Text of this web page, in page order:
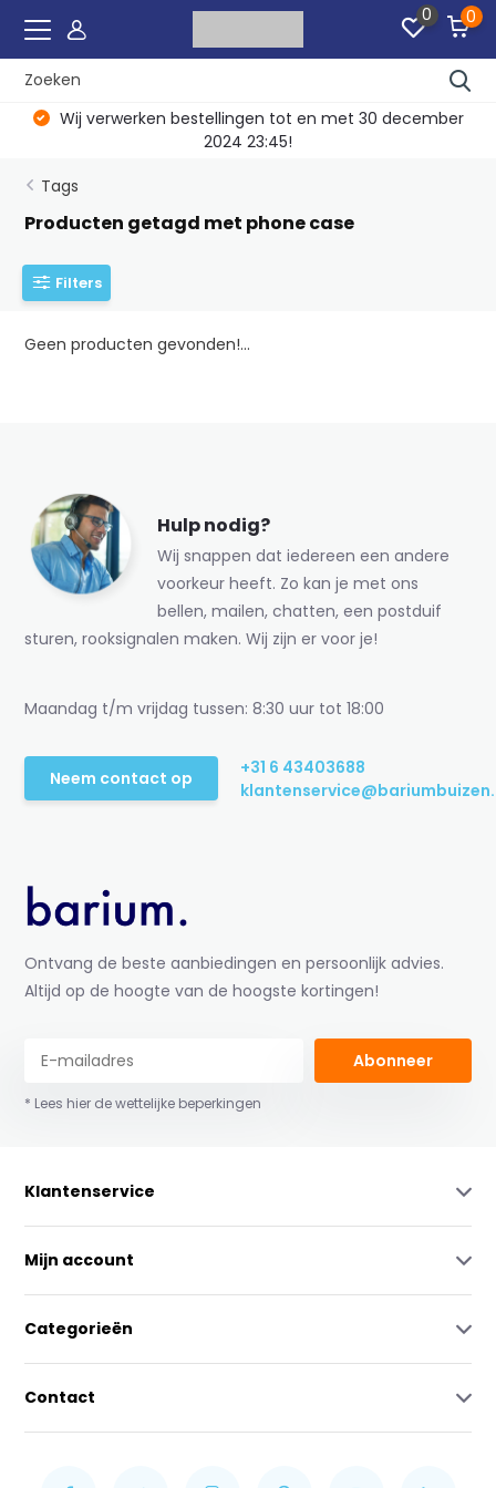
0 0
Wij verwerken bestellingen tot en met 30 december
2024 23:45!
Tags
Producten getagd met phone case
Filters
Geen producten gevonden!...
Hulp nodig?
Wij snappen dat iedereen een andere
voorkeur heeft. Zo kan je met ons
bellen, mailen, chatten, een postduif
sturen, rooksignalen maken. Wij zijn er voor je!
Maandag t/m vrijdag tussen: 8:30 uur tot 18:00
Neem contact op
+31 6 43403688
Ontvang de beste aanbiedingen en persoonlijk advies.
Altijd op de hoogte van de hoogste kortingen!
Abonneer
* Lees hier de wettelijke beperkingen
Klantenservice
Mijn account
Categorieën
Contact